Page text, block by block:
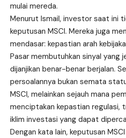
mulai mereda.
Menurut Ismail, investor saat ini
keputusan MSCI. Mereka juga
mendasar: kepastian arah
Pasar membutuhkan sinyal yang
dijanjikan benar-benar berjalan.
persoalannya bukan semata
MSCI, melainkan sejauh mana
menciptakan kepastian regulasi,
iklim investasi yang dapat
Dengan kata lain, keputusan